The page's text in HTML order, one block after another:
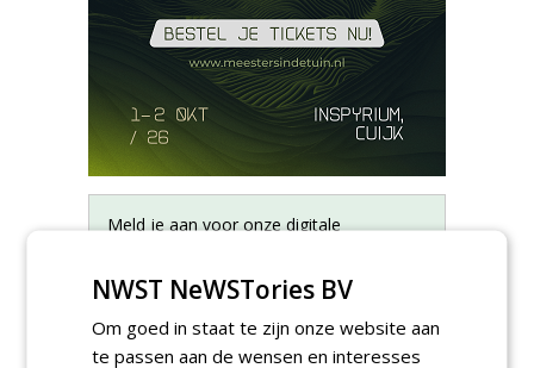
Meld je aan voor onze digitale
NWST NeWSTories BV
Om goed in staat te zijn onze website aan
te passen aan de wensen en interesses